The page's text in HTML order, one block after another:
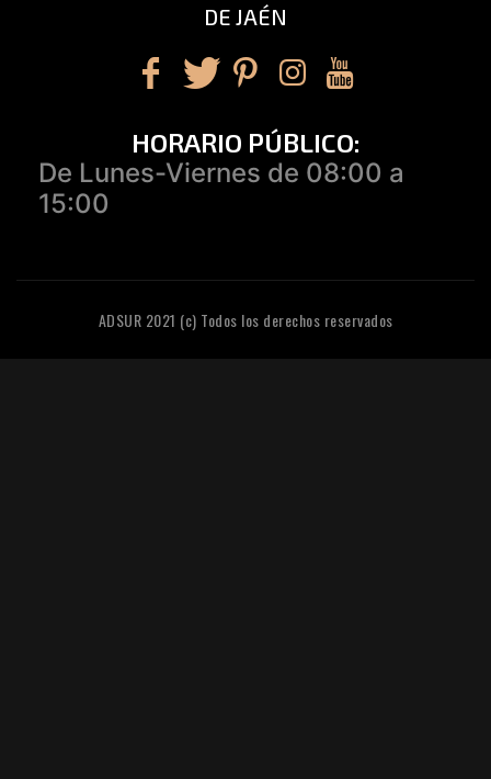
DE JAÉN
HORARIO PÚBLICO:
De Lunes-Viernes de 08:00 a
15:00
ADSUR 2021 (c) Todos los derechos reservados